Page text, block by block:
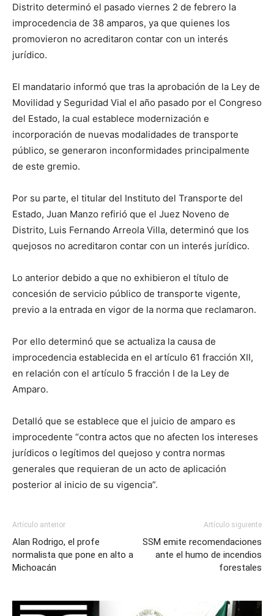
Distrito determinó el pasado viernes 2 de febrero la
improcedencia de 38 amparos, ya que quienes los
promovieron no acreditaron contar con un interés
jurídico.
El mandatario informó que tras la aprobación de la Ley de
Movilidad y Seguridad Vial el año pasado por el Congreso
del Estado, la cual establece modernización e
incorporación de nuevas modalidades de transporte
público, se generaron inconformidades principalmente
de este gremio.
Por su parte, el titular del Instituto del Transporte del
Estado, Juan Manzo refirió que el Juez Noveno de
Distrito, Luis Fernando Arreola Villa, determinó que los
quejosos no acreditaron contar con un interés jurídico.
Lo anterior debido a que no exhibieron el título de
concesión de servicio público de transporte vigente,
previo a la entrada en vigor de la norma que reclamaron.
Por ello determinó que se actualiza la causa de
improcedencia establecida en el artículo 61 fracción XII,
en relación con el artículo 5 fracción I de la Ley de
Amparo.
Detalló que se establece que el juicio de amparo es
improcedente “contra actos que no afecten los intereses
jurídicos o legítimos del quejoso y contra normas
generales que requieran de un acto de aplicación
posterior al inicio de su vigencia”.
Artículo anterior
Alan Rodrigo, el profe
normalista que pone en alto a
Michoacán
Artículo siguiente
SSM emite recomendaciones
ante el humo de incendios
forestales